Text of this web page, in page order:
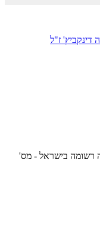
ז"ל
בישראל - מס'